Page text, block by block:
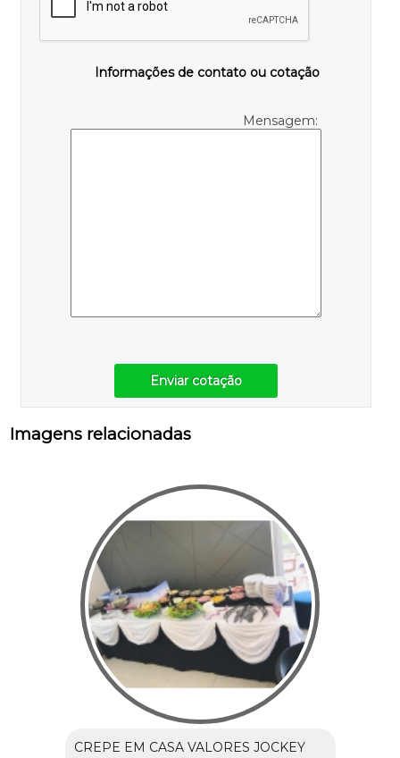
Informações de contato ou cotação
Mensagem:
Enviar cotação
Imagens relacionadas
CREPE EM CASA VALORES JOCKEY